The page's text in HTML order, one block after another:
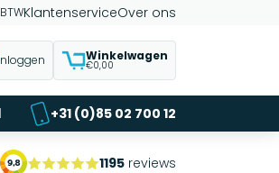
KlantenserviceOver ons
Winkelwagen
€0,00
+31 (0)85 02 700 12
1195 reviews